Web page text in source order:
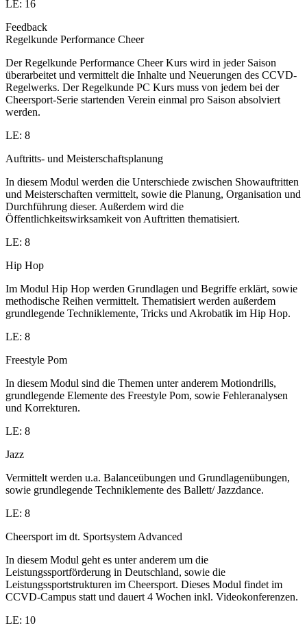
LE: 16
Feedback
Regelkunde Performance Cheer
Der Regelkunde Performance Cheer Kurs wird in jeder Saison
überarbeitet und vermittelt die Inhalte und Neuerungen des CCVD-
Regelwerks. Der Regelkunde PC Kurs muss von jedem bei der
Cheersport-Serie startenden Verein einmal pro Saison absolviert
werden.
LE: 8
Auftritts- und Meisterschaftsplanung
In diesem Modul werden die Unterschiede zwischen Showauftritten
und Meisterschaften vermittelt, sowie die Planung, Organisation und
Durchführung dieser. Außerdem wird die
Öffentlichkeitswirksamkeit von Auftritten thematisiert.
LE: 8
Hip Hop
Im Modul Hip Hop werden Grundlagen und Begriffe erklärt, sowie
methodische Reihen vermittelt. Thematisiert werden außerdem
grundlegende Techniklemente, Tricks und Akrobatik im Hip Hop.
LE: 8
Freestyle Pom
In diesem Modul sind die Themen unter anderem Motiondrills,
grundlegende Elemente des Freestyle Pom, sowie Fehleranalysen
und Korrekturen.
LE: 8
Jazz
Vermittelt werden u.a. Balanceübungen und Grundlagenübungen,
sowie grundlegende Techniklemente des Ballett/ Jazzdance.
LE: 8
Cheersport im dt. Sportsystem Advanced
In diesem Modul geht es unter anderem um die
Leistungssportförderung in Deutschland, sowie die
Leistungssportstrukturen im Cheersport. Dieses Modul findet im
CCVD-Campus statt und dauert 4 Wochen inkl. Videokonferenzen.
LE: 10